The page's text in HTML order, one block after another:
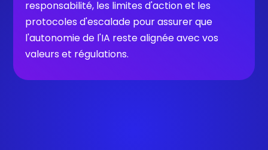
responsabilité, les limites d'action et les
protocoles d'escalade pour assurer que
l'autonomie de l'IA reste alignée avec vos
valeurs et régulations.